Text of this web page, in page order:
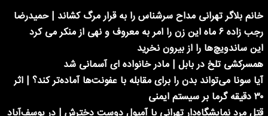
خانم بلاگر تهرانی مداح سرشناس را به قرار مرگ کشاند | حمیدرضا
رجب زاده ۶ ماه این زن را امر به معروف و نهی از منکر می کرد
این ساندویچ‌ها را از بیرون نخرید
همسرکشی تلخ در بابل | مادر خانواده ای آسمانی شد
آیا سونا می‌تواند بدن را برای مقابله با عفونت‌ها آماده‌تر کند؟ | اثر
۳۰ دقیقه گرما بر سیستم ایمنی